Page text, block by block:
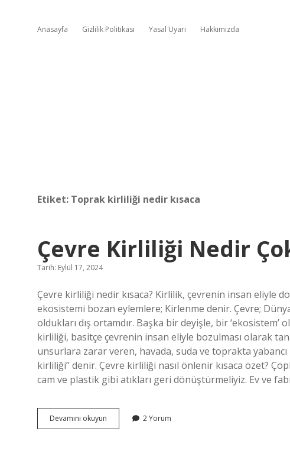
Anasayfa Gizlilik Politikası Yasal Uyarı Hakkımızda
Etiket: Toprak kirliliği nedir kısaca
Çevre Kirliliği Nedir
Tarih: Eylül 17, 2024
Çevre kirliliği nedir kısaca? Kirlilik, çevrenin insan eliyle
ekosistemi bozan eylemlere; Kirlenme denir. Çevre;
oldukları dış ortamdır. Başka bir deyişle, bir ‘ekosistem’
kirliliği, basitçe çevrenin insan eliyle bozulması olarak
unsurlara zarar veren, havada, suda ve toprakta
kirliliği” denir. Çevre kirliliği nasıl önlenir kısaca özet?
cam ve plastik gibi atıkları geri dönüştürmeliyiz. Ev ve
Devamını okuyun
Kirliliği
2 Yorum